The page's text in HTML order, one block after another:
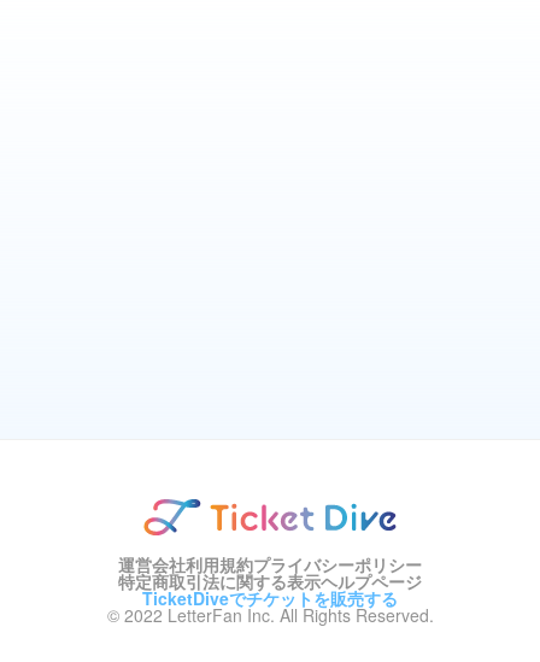
運営会社利用規約プライバシーポリシー
特定商取引法に関する表示ヘルプページ
TicketDiveでチケットを販売する
© 2022 LetterFan Inc. All Rights Reserved.